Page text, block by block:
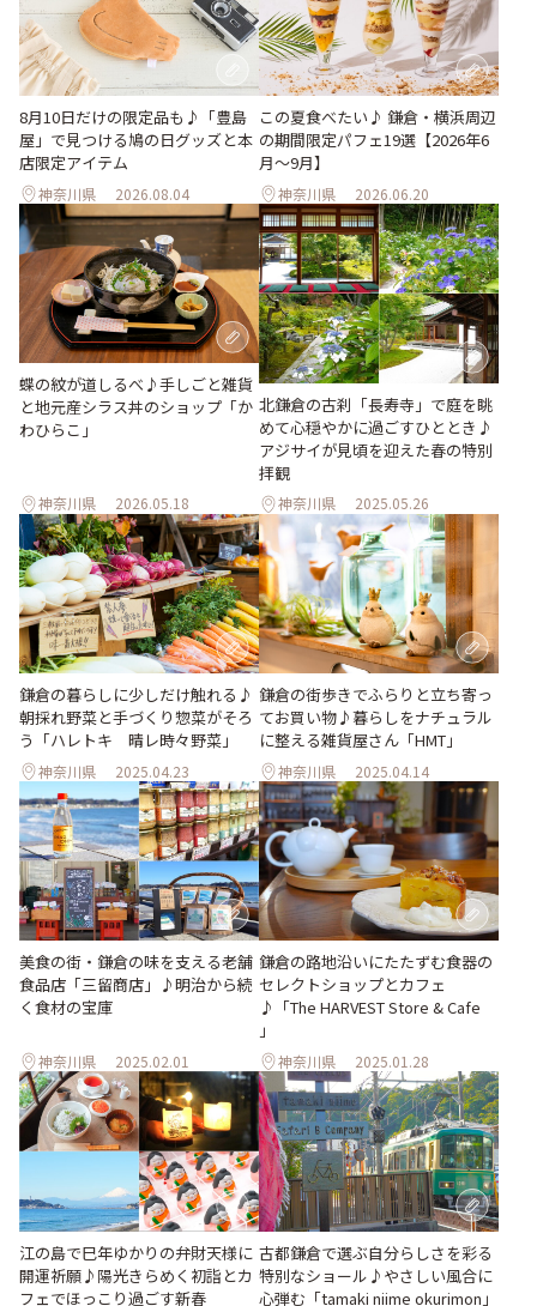
8月10日だけの限定品も♪「豊島
屋」で見つける鳩の日グッズと本
店限定アイテム
神奈川県 2026.08.04
この夏食べたい♪ 鎌倉・横浜周辺
の期間限定パフェ19選【2026年6
月～9月】
神奈川県 2026.06.20
蝶の紋が道しるべ♪手しごと雑貨
と地元産シラス丼のショップ「か
わひらこ」
神奈川県 2026.05.18
北鎌倉の古刹「長寿寺」で庭を眺
めて心穏やかに過ごすひととき♪
アジサイが見頃を迎えた春の特別
拝観
神奈川県 2025.05.26
鎌倉の暮らしに少しだけ触れる♪
朝採れ野菜と手づくり惣菜がそろ
う「ハレトキ 晴レ時々野菜」
神奈川県 2025.04.23
鎌倉の街歩きでふらりと立ち寄っ
てお買い物♪暮らしをナチュラル
に整える雑貨屋さん「HMT」
神奈川県 2025.04.14
美食の街・鎌倉の味を支える老舗
食品店「三留商店」♪明治から続
く食材の宝庫
神奈川県 2025.02.01
鎌倉の路地沿いにたたずむ食器の
セレクトショップとカフェ
♪「The HARVEST Store & Cafe
」
神奈川県 2025.01.28
江の島で巳年ゆかりの弁財天様に
開運祈願♪陽光きらめく初詣とカ
フェでほっこり過ごす新春
古都鎌倉で選ぶ自分らしさを彩る
特別なショール♪やさしい風合に
心弾む「tamaki niime okurimon」